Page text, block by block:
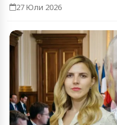
27 Юли 2026